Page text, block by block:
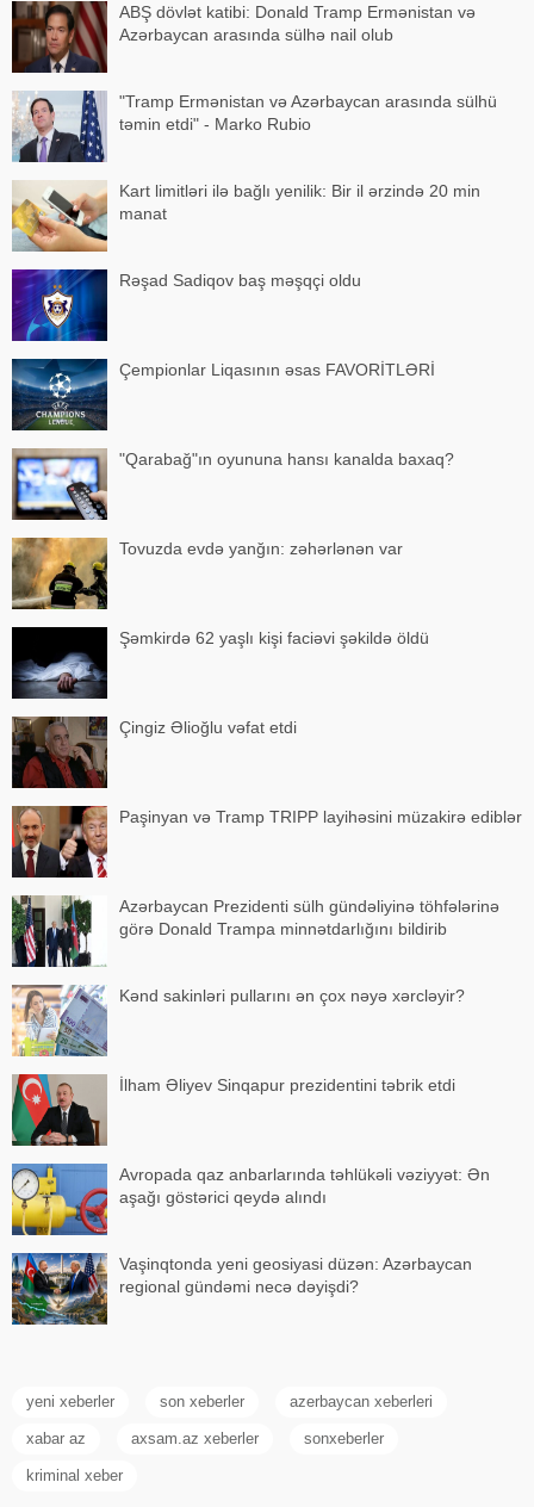
ABŞ dövlət katibi: Donald Tramp Ermənistan və
Azərbaycan arasında sülhə nail olub
"Tramp Ermənistan və Azərbaycan arasında sülhü
təmin etdi" - Marko Rubio
Kart limitləri ilə bağlı yenilik: Bir il ərzində 20 min
manat
Rəşad Sadiqov baş məşqçi oldu
Çempionlar Liqasının əsas FAVORİTLƏRİ
"Qarabağ"ın oyununa hansı kanalda baxaq?
Tovuzda evdə yanğın: zəhərlənən var
Şəmkirdə 62 yaşlı kişi faciəvi şəkildə öldü
Çingiz Əlioğlu vəfat etdi
Paşinyan və Tramp TRIPP layihəsini müzakirə ediblər
Azərbaycan Prezidenti sülh gündəliyinə töhfələrinə
görə Donald Trampa minnətdarlığını bildirib
Kənd sakinləri pullarını ən çox nəyə xərcləyir?
İlham Əliyev Sinqapur prezidentini təbrik etdi
Avropada qaz anbarlarında təhlükəli vəziyyət: Ən
aşağı göstərici qeydə alındı
Vaşinqtonda yeni geosiyasi düzən: Azərbaycan
regional gündəmi necə dəyişdi?
yeni xeberler son xeberler azerbaycan xeberleri
xabar az axsam.az xeberler sonxeberler
kriminal xeber